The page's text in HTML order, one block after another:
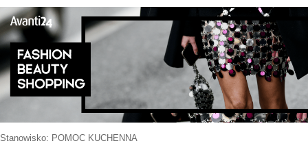
Stanowisko: POMOC KUCHENNA